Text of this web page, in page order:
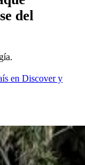
del
en Discover y